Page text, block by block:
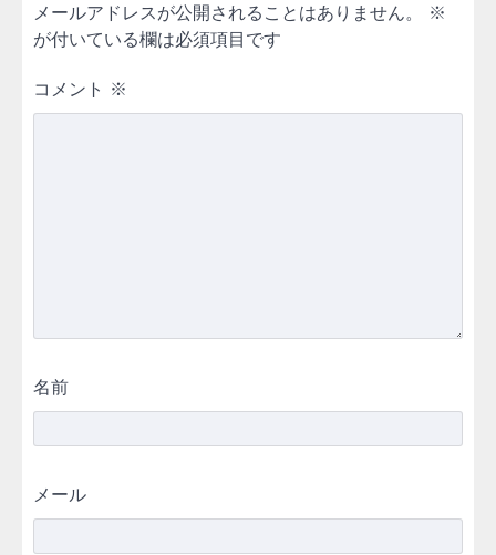
メールアドレスが公開されることはありません。
※
が付いている欄は必須項目です
コメント ※
名前
メール